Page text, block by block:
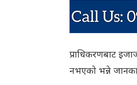
प्राधिकरणबाट
नभएको भन्ने